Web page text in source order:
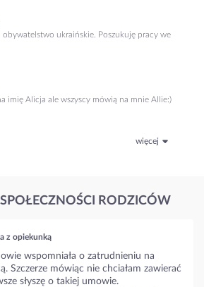
ukraińskie. Poszukuję pracy we
imię Alicja ale wszyscy mówią na mnie Allie:)
więcej
RODZICÓW
o zatrudnieniu na
nie chciałam zawierać
takiej umowie.